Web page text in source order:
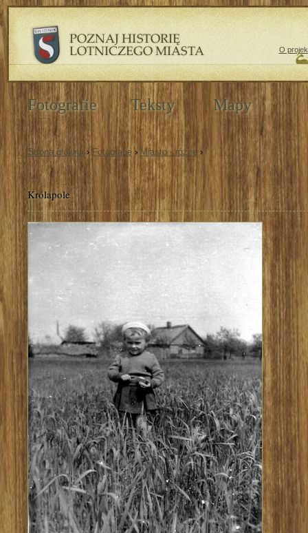
Strona główna › Fotografie ›Miasto - różne›
Królapole
Fotografie Teksty Mapy
O